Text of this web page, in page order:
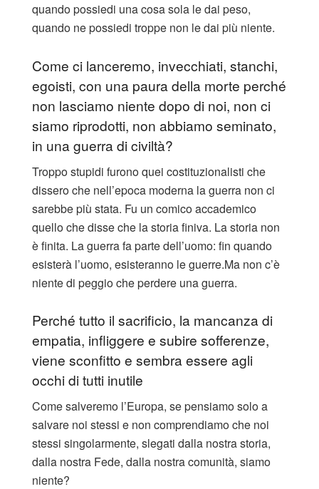
quando possiedi una cosa sola le dai peso,
quando ne possiedi troppe non le dai più niente.
Come ci lanceremo, invecchiati, stanchi,
egoisti, con una paura della morte perché
non lasciamo niente dopo di noi, non ci
siamo riprodotti, non abbiamo seminato,
in una guerra di civiltà?
Troppo stupidi furono quei costituzionalisti che
dissero che nell’epoca moderna la guerra non ci
sarebbe più stata. Fu un comico accademico
quello che disse che la storia finiva. La storia non
è finita. La guerra fa parte dell’uomo: fin quando
esisterà l’uomo, esisteranno le guerre.Ma non c’è
niente di peggio che perdere una guerra.
Perché tutto il sacrificio, la mancanza di
empatia, infliggere e subire sofferenze,
viene sconfitto e sembra essere agli
occhi di tutti inutile
Come salveremo l’Europa, se pensiamo solo a
salvare noi stessi e non comprendiamo che noi
stessi singolarmente, slegati dalla nostra storia,
dalla nostra Fede, dalla nostra comunità, siamo
niente?